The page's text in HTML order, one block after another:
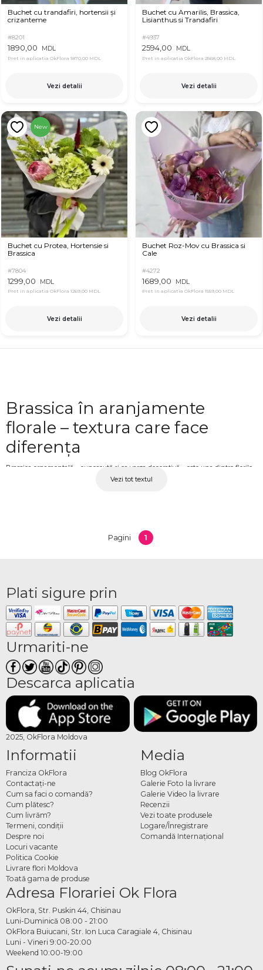
Buchet cu trandafiri, hortensii și
crizanteme
#8201
1890,00 MDL
Pret in aplicatia OkFlora 1870,00 MDL
Vezi detalii
Buchet cu Amarilis, Brassica,
Lisianthus si Trandafiri
#4937
2594,00 MDL
Pret in aplicatia OkFlora 2568,00 MDL
Vezi detalii
New
Buchet cu Protea, Hortensie si
Brassica
#7804
1299,00 MDL
Pret in aplicatia OkFlora 1269,00 MDL
Vezi detalii
Buchet Roz-Mov cu Brassica si
Cale
#4272
1689,00 MDL
Pret in aplicatia OkFlora 1559,00 MDL
Vezi detalii
Brassica în aranjamente
florale – textura care face
diferența
Brassica ornamentală – cunoscută și ca varza decorativă – este una dintre florile
de sezon cu cel mai puternic impact vizual prin textură. Frunzele sale rozate,
frunzișului decorativ. La OkFlora, Brassica este disponibilă în buchete și
compoziții florale pregătite cu atenție la echilibrul vizual și la combinațiile de
culori.
Buchete cu Brassica cu livrare
ANENII NOI – pentru
aranjamente cu caracter
Brassica este floarea de sezon preferată pentru aranjamentele de toamnă și iarnă
– o perioadă în care culorile saturate și texturile bogate funcționează cel mai bine.
Se potrivește cu trandafiri în nuanțe calde, cu crizanteme, cu Protea sau cu
elemente de verdeață decorativă, creând compoziții cu profunzime vizuală reală.
OkFlora livrează ANENII NOI fiecare aranjament cu Brassica proaspătă și arătoasă,
ambalat corespunzător și gata de oferit sau de expus.
Culori disponibile și cum se
integrează Brassica în
compoziții
Brassica ornamentală este disponibilă în alb pur, roz intens, violet, vișiniu și soiuri
bicolor cu centru deschis și margini colorate. Dimensiunea rozetei variază în
funcție de soi, de la capete de floare compacte până la exemplare mari cu impact
vizual puternic. În compoziții, Brassica poate fi folosită ca element central –
pentru volumul și textura sa distinctivă – sau ca accent complementar alături de
alte flori de sezon. Rezistența sa bună după tăiere o face o alegere practică pentru
aranjamente de durată.
Comandă online buchete și
compoziții cu Brassica cu
livrare ANENII NOI
Pe OkFlora găsești întreaga colecție de buchete și compoziții cu Brassica
disponibilă pentru comandă directă. Alegi modelul preferat, completezi adresa și
Vezi tot textul
Pagini 1
Plati sigure prin
Urmariti-ne
Descarca aplicatia
2025, OkFlora Moldova
Informatii
Franciza OkFlora
Contactaţi-ne
Cum sa faci o comandă?
Cum plătesc?
Cum livrăm?
Termeni, condiţii
Despre noi
Locuri vacante
Politica Cookie
Livrare flori Moldova
Toată gama de produse
Media
Blog OkFlora
Galerie Foto la livrare
Galerie Video la livrare
Recenzii
Vezi toate produsele
Logare/Înregistrare
Comandă Internațional
Adresa Florariei Ok Flora
OkFlora, Str. Puskin 44, Chisinau
Luni-Duminică 08:00 - 21:00
OkFlora Buiucani, Str. Ion Luca Caragiale 4, Chisinau
Luni - Vineri 9:00-20:00
Weekend 10:00-19:00